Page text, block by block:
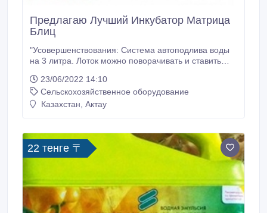
Предлагаю Лучший Инкубатор Матрица
Блиц
"Усовершенствования: Система автоподлива воды
на 3 литра. Лоток можно поворачивать и ставить
Инкубатор Блиц обладает отличными
качественными показателями и пользуется
большим спросом. Есть инкубаторы по количеству
23/06/2022 14:10
Сельскохозяйственное оборудование
Казахстан, Актау
22 тенге 〒